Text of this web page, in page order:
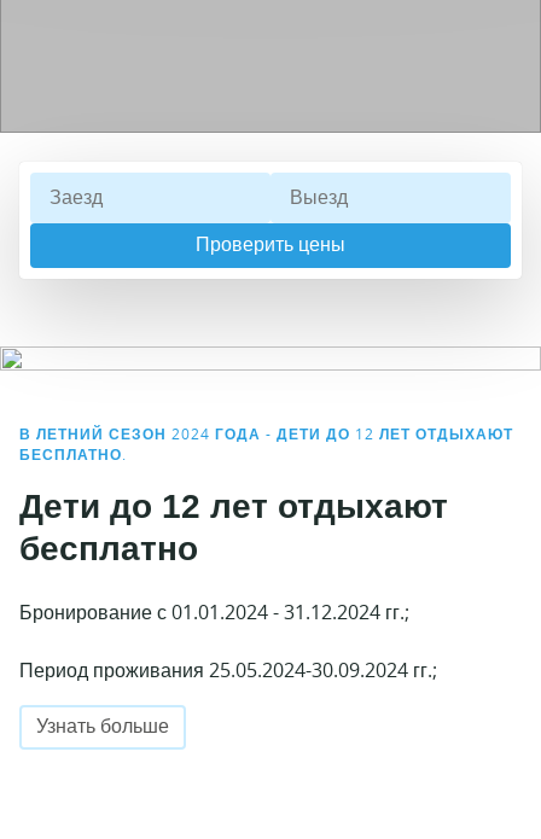
Проверить цены
В ЛЕТНИЙ СЕЗОН 2024 ГОДА - ДЕТИ ДО 12 ЛЕТ ОТДЫХАЮТ
БЕСПЛАТНО.
Дети до 12 лет отдыхают
бесплатно
Бронирование с 01.01.2024 - 31.12.2024 гг.;
Период проживания 25.05.2024-30.09.2024 гг.;
Узнать больше